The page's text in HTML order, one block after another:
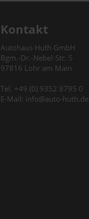
Kontakt
Autohaus Huth GmbH
Bgm.-Dr.-Nebel-Str. 5
97816 Lohr am Main
Tel. +49 (0) 9352 8795 0
E-Mail: info@auto-huth.de